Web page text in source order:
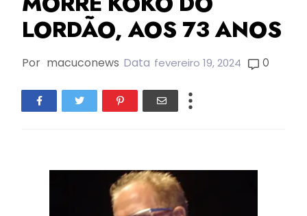
LORDÃO, AOS 73 ANOS
Por macuconews Data fevereiro 19, 2024 0